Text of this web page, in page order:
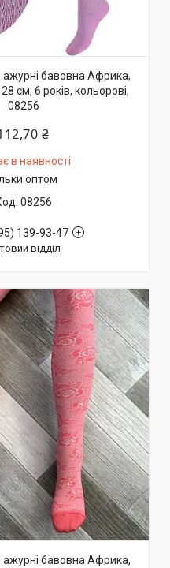
ажурні бавовна Африка,
см, 6 років, кольорові,
08256
₴
в наявності
оптом
08256
139-93-47
відділ
ажурні бавовна Африка,